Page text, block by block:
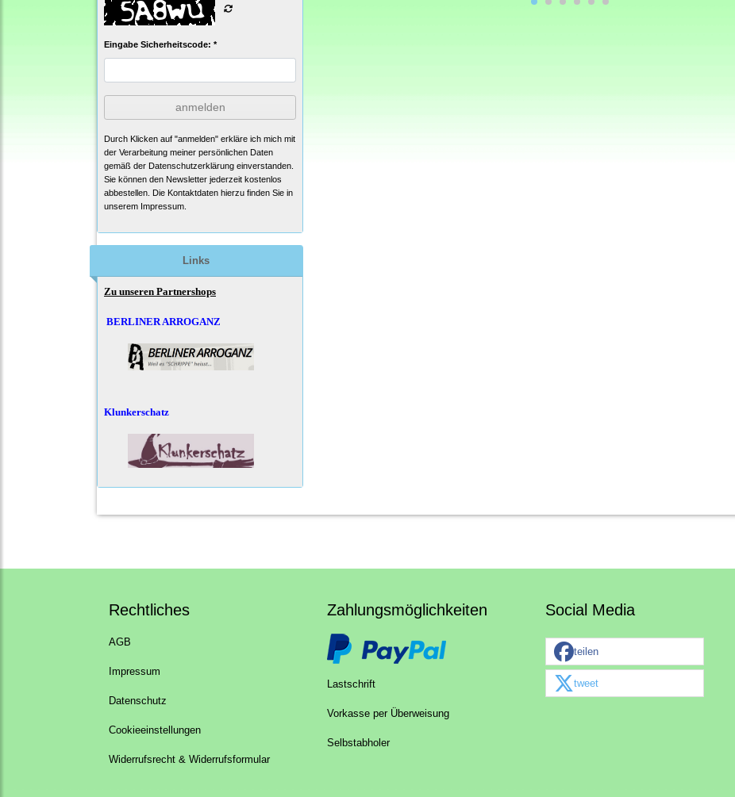
Eingabe Sicherheitscode: *
anmelden
Durch Klicken auf "anmelden" erkläre ich mich mit
der Verarbeitung meiner persönlichen Daten
gemäß der Datenschutzerklärung einverstanden.
Sie können den Newsletter jederzeit kostenlos
abbestellen. Die Kontaktdaten hierzu finden Sie in
unserem Impressum.
Links
Zu unseren Partnershops
BERLINER ARROGANZ
Klunkerschatz
Rechtliches
AGB
Impressum
Datenschutz
Cookieeinstellungen
Widerrufsrecht & Widerrufsformular
Zahlungsmöglichkeiten
Lastschrift
Vorkasse per Überweisung
Selbstabholer
Social Media
teilen
tweet